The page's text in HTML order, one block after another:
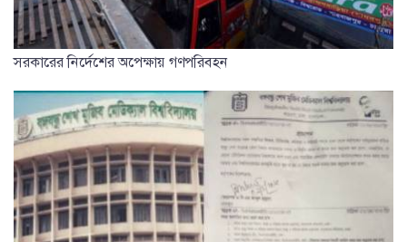
সরকারের নির্দেশের অপেক্ষায় গণপরিবহন